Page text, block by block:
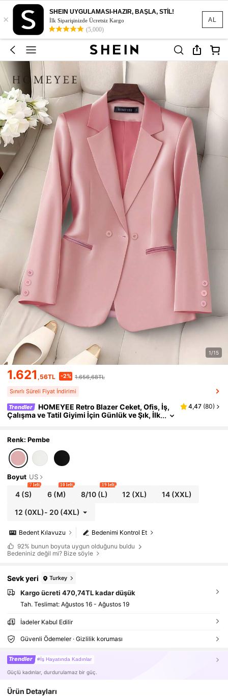
AL
×
SHEIN UYGULAMASI-HAZIR, BAŞLA, STİL!
İlk Siparişinizde Ücretsiz Kargo
(5,000)
1/15
1.621 ,56TL -2% 1.656,68TL
Sınırlı Süreli Fiyat İndirimi
Trendler
HOMEYEE Retro Blazer Ceket, Ofis, İş,
Çalışma ve Tatil Giyimi İçin Günlük ve Şık, İlk
4,47 (80)
Renk: Pembe
Boyut US
4 (S)
7 left
6 (M)
10 left
8/10(L)
19 left
12 (XL) 14 (XXL)
12 (0XL)- 20 (4XL)
Bedenimi Kontrol Et
Bedent Kılavuzu
92% bunun boyuta uygun olduğunu buldu
Bedeniniz değil mi? Bize söyle
Sevk yeri Turkey
Kargo ücreti 470,74TL kadar düşük
Tah. Teslimat: Ağustos 16 - Ağustos 19
İadeler Kabul Edilir
Güvenli Ödemeler · Gizlilik koruması
Trendler #İş Hayatında Kadınlar
Güçlü kadınlar, durdurulamaz bir güç.
Ürün Detayları